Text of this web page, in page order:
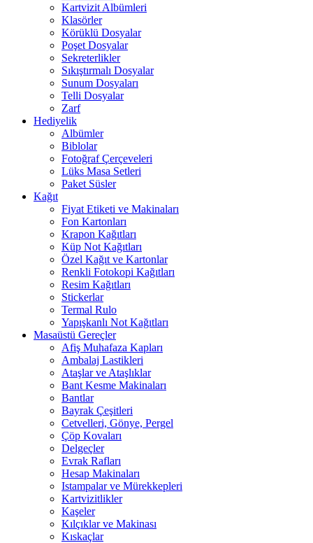
Kartvizit Albümleri
Klasörler
Körüklü Dosyalar
Poşet Dosyalar
Sekreterlikler
Sıkıştırmalı Dosyalar
Sunum Dosyaları
Telli Dosyalar
Zarf
Hediyelik
Albümler
Biblolar
Fotoğraf Çerçeveleri
Lüks Masa Setleri
Paket Süsler
Kağıt
Fiyat Etiketi ve Makinaları
Fon Kartonları
Krapon Kağıtları
Küp Not Kağıtları
Özel Kağıt ve Kartonlar
Renkli Fotokopi Kağıtları
Resim Kağıtları
Stickerlar
Termal Rulo
Yapışkanlı Not Kağıtları
Masaüstü Gereçler
Afiş Muhafaza Kapları
Ambalaj Lastikleri
Ataşlar ve Ataşlıklar
Bant Kesme Makinaları
Bantlar
Bayrak Çeşitleri
Cetvelleri, Gönye, Pergel
Çöp Kovaları
Delgeçler
Evrak Rafları
Hesap Makinaları
Istampalar ve Mürekkepleri
Kartvizitlikler
Kaşeler
Kılçıklar ve Makinası
Kıskaçlar